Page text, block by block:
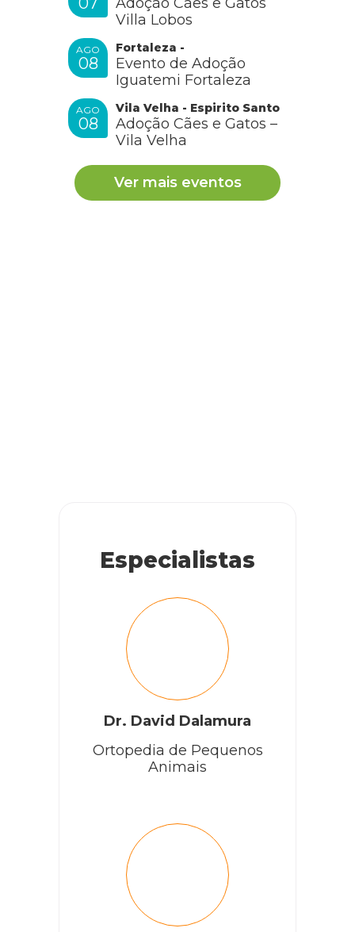
Villa Lobos
AGO
08
Fortaleza -
Evento de Adoção
Iguatemi Fortaleza
AGO
08
Vila Velha - Espirito Santo
Adoção Cães e Gatos –
Vila Velha
Ver mais eventos
Especialistas
Dr. David Dalamura
Ortopedia de Pequenos
Animais